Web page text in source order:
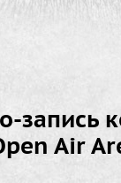
запись
Air